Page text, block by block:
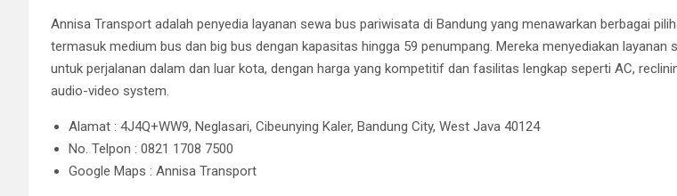
Annisa Transport adalah penyedia layanan sewa bus pariwisata di Bandung yang menawarkan berbagai
termasuk medium bus dan big bus dengan kapasitas hingga 59 penumpang. Mereka menyediakan layanan
untuk perjalanan dalam dan luar kota, dengan harga yang kompetitif dan fasilitas lengkap seperti AC,
audio-video system.
Alamat : 4J4Q+WW9, Neglasari, Cibeunying Kaler, Bandung City, West Java 40124
No. Telpon : 0821 1708 7500
Google Maps : Annisa Transport